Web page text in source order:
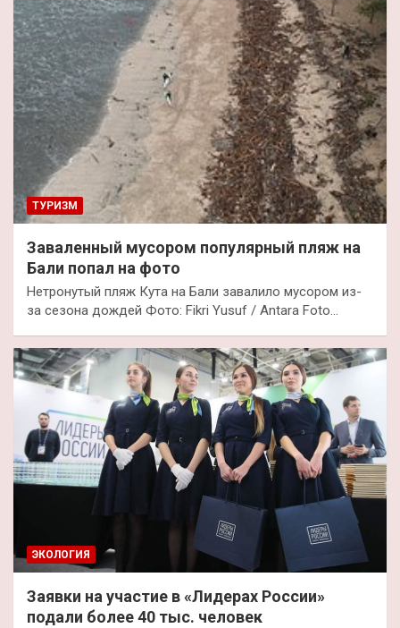
ТУРИЗМ
Заваленный мусором популярный пляж на
Бали попал на фото
Нетронутый пляж Кута на Бали завалило мусором из-
за сезона дождей Фото: Fikri Yusuf / Antara Foto…
ЭКОЛОГИЯ
Заявки на участие в «Лидерах России»
подали более 40 тыс. человек